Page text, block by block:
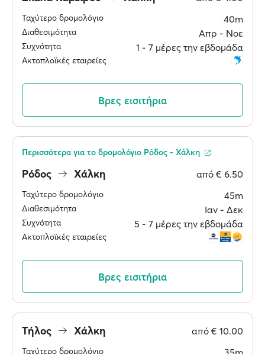
Ταχύτερο δρομολόγιο 40m
Διαθεσιμότητα Απρ ‐ Νοε
Συχνότητα 1 ‐ 7 μέρες την εβδομάδα
Ακτοπλοϊκές εταιρείες
Βρες εισιτήρια
Ρόδος Χάλκη από € 6.50
Ταχύτερο δρομολόγιο 45m
Διαθεσιμότητα Ιαν ‐ Δεκ
Συχνότητα 5 ‐ 7 μέρες την εβδομάδα
Ακτοπλοϊκές εταιρείες
Περισσότερα για το δρομολόγιο Ρόδος - Χάλκη
Βρες εισιτήρια
Τήλος Χάλκη από € 10.00
Ταχύτερο δρομολόγιο